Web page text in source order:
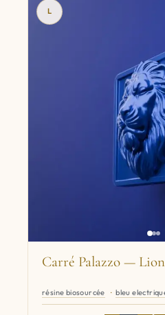
L
Carré Palazzo —
résine biosourcée bleu